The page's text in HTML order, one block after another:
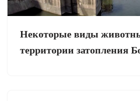
Некоторые виды
территории затопления